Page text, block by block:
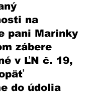
na
pani Marinky
zábere
v ĽN č. 19,
do údolia